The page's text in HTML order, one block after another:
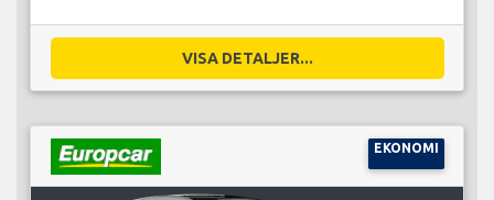
VISA DETALJER...
EKONOMI